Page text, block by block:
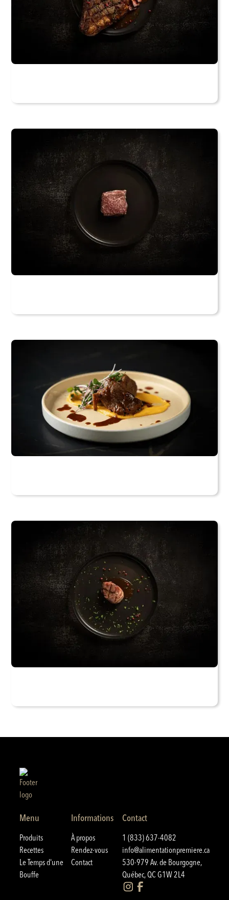
Menu
Produits
Recettes
Le Temps d'une
Bouffe
Informations
À propos
Rendez-vous
Contact
Contact
1 (833) 637-4082
info@alimentationpremiere.ca
530-979 Av. de Bourgogne,
Québec, QC G1W 2L4